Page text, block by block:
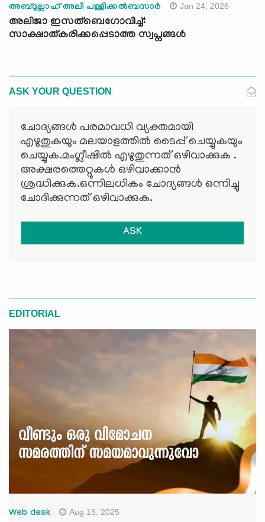
അബ്ദുല്ലാഹ് അലി പള്ളിക്കല്‍ബസാര്‍ Jan 24, 2026
അലിജാ ഇസത്ബെഗോവിച്ച്:
സാക്ഷാത്കരിക്കപ്പെടാത്ത സ്വപ്നങ്ങൾ
ASK YOUR QUESTION
ചോദ്യങ്ങള്‍ പരമാവധി വ്യക്തമായി
എഴുതുകയും മലയാളത്തില്‍ ടൈപ്പ് ചെയ്യുകയും
ചെയ്യുക.മംഗ്ലീഷില്‍ എഴുതുന്നത് ഒഴിവാക്കുക .
അക്ഷരത്തെറ്റുകള്‍ ഒഴിവാക്കാന്‍
ശ്രദ്ധിക്കുക.ഒന്നിലധികം ചോദ്യങ്ങള്‍ ഒന്നിച്ചു
ചോദിക്കുന്നത് ഒഴിവാക്കുക.
ASK
EDITORIAL
Web desk Aug 15, 2025